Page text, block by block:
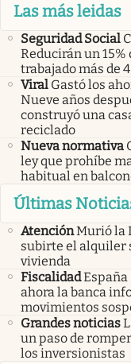
Las más leidas
Seguridad Social
Reducirán un
trabajado más de
Viral Gastó los
Nueve años
construyó una
reciclado
Nueva normativa
ley que prohíbe
habitual en
Últimas
AtenciónMurió la
subirte el alquiler
vivienda
Fiscalidad
ahora la banca
movimientos
Grandes noticias
un paso de
los inversionistas